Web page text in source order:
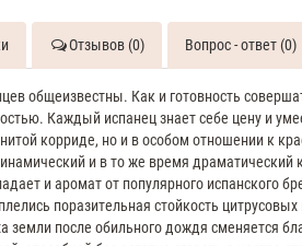
Духи
110
ML
Отзывов (0) Вопрос - ответ (0)
общеизвестны. Как и готовность
Каждый испанец знает себе цену и
корриде, но и в особом отношении к
и в то же время
и аромат от популярного испанского
поразительная стойкость
земли после обильного дождя